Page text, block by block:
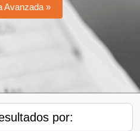
Avanzada »
por: